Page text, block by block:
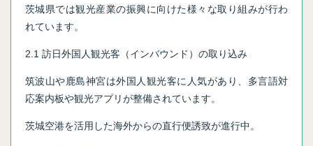
茨城県では観光産業の振興に向けた様々な取り組みが行わ
れています。
2.1 訪日外国人観光客（インバウンド）の取り込み
筑波山や鹿島神宮は外国人観光客に人気があり、多言語対
応案内板や観光アプリが整備されています。
茨城空港を活用した海外からの直行便誘致が進行中。